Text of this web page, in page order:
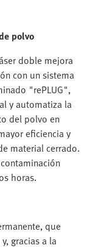
polvo
doble mejora
con un sistema
"rePLUG",
y automatiza la
del polvo en
eficiencia y
material cerrado.
horas.
que
gracias a la